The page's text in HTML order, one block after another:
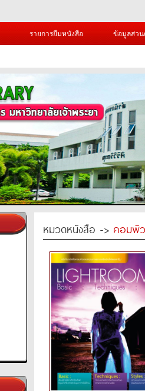
รายการยืมหนังสือ ข้อมูลส่ว
หมวดหนังสือ -> คอมพิ